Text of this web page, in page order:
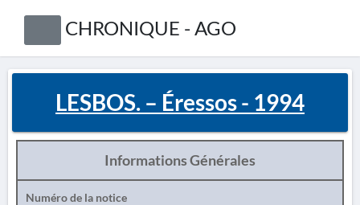
CHRONIQUE - AGO
LESBOS. – Éressos - 1994
Informations Générales
Numéro de la notice